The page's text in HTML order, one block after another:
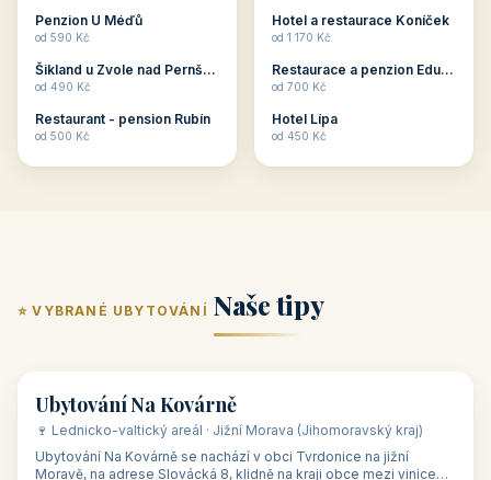
ubytování skupin v
penzionech, hotelích a
Budete překva...
Penzion U Méďů
od 590 Kč
Šikland u Zvole nad Pernštejnem
od 490 Kč
Restaurant - pension Rubín
od 500 Kč
zkušenosti pořádat i
menší firemní akce a
ob...
Hotel a restaurace Koníček
od 1 170 Kč
Restaurace a penzion Eduard
od 700 Kč
Hotel Lípa
od 450 Kč
⭐ VYBRANÉ UBYTOVÁNÍ Naše tipy
🏡 penzion
Ubytování Na Kovárně
🍷 Lednicko-valtický areál · Jižní Morava (Jihomoravský kraj)
Ubytování Na Kovárně se nachází v obci Tvrdonice na jižní
Moravě, na adrese Slovácká 8, klidně na kraji obce mezi vinicemi,